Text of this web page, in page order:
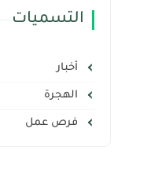
التسميات
أخبار
الهجرة
فرص عمل